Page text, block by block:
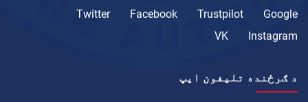
Google
Trustpilot
Facebook
Twitter
Instagram
VK
د ګرځنده تلیفون ايپ